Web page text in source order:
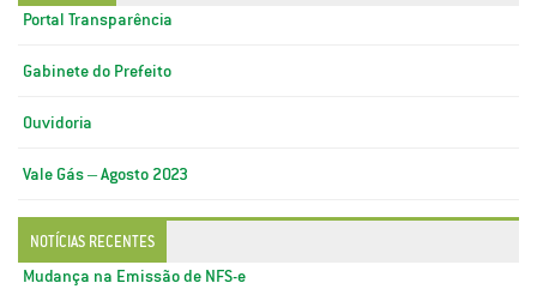
Portal Transparência
Gabinete do Prefeito
Ouvidoria
Vale Gás – Agosto 2023
NOTÍCIAS RECENTES
Mudança na Emissão de NFS-e